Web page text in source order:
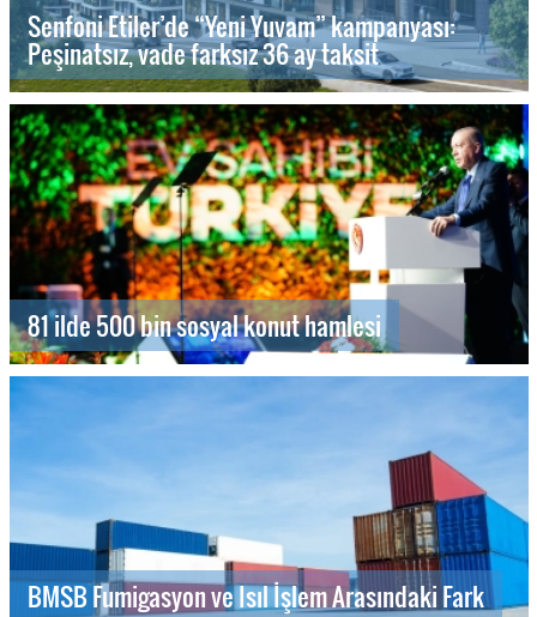
Senfoni Etiler’de “Yeni Yuvam” kampanyası:
Peşinatsız, vade farksız 36 ay taksit
81 ilde 500 bin sosyal konut hamlesi
BMSB Fumigasyon ve Isıl İşlem Arasındaki Fark